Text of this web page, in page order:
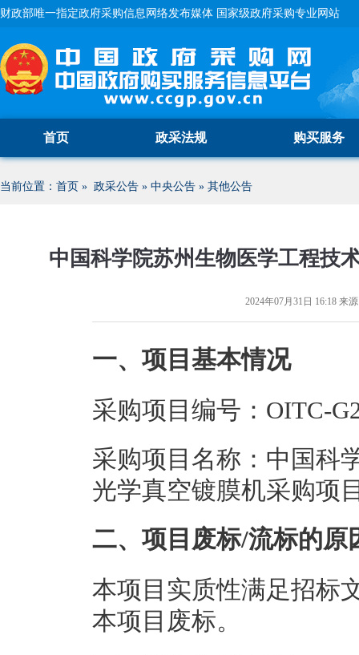
财政部唯一指定政府采购信息网络发布媒体 国家级政府采购专业网站
首页 政采法规 购买服务
当前位置： 首页 » 政采公告 » 中央公告 » 其他公告
中国科学院苏州生物医学工程技
2024年07月31日 16:18 来
一、项目基本情况
采购项目编号：OITC-
采购项目名称：中国科
光学真空镀膜机采购项
二、项目废标/流标的原
本项目实质性满足招标
本项目废标。